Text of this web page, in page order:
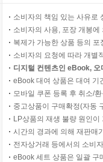
소비자의 책임 있는 사유로
소비자의 사용, 포장 개봉
복제가 가능한 상품 등의
소비자의 요청에 따라 개별
디지털 컨텐츠인 eBook,
eBook 대여 상품은 대여 기
모바일 쿠폰 등록 후 취소/
중고상품이 구매확정(자동
LP상품의 재생 불량 원인
시간의 경과에 의해 재판매
전자상거래 등에서의 소비
eBook 세트 상품은 일괄 구